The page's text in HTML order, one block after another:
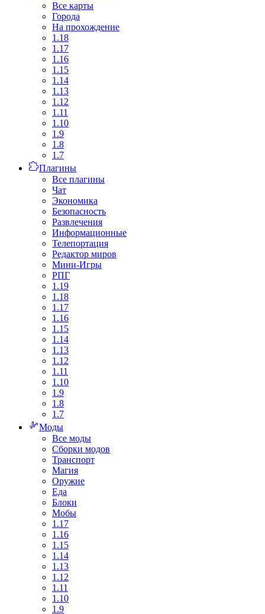
Все карты
Города
На прохождение
1.18
1.17
1.16
1.15
1.14
1.13
1.12
1.11
1.10
1.9
1.8
1.7
Плагины
Все плагины
Чат
Экономика
Безопасность
Развлечения
Информационные
Телепортация
Редактор миров
Мини-Игры
РПГ
1.19
1.18
1.17
1.16
1.15
1.14
1.13
1.12
1.11
1.10
1.9
1.8
1.7
Моды
Все моды
Сборки модов
Транспорт
Магия
Оружие
Еда
Блоки
Мобы
1.17
1.16
1.15
1.14
1.13
1.12
1.11
1.10
1.9